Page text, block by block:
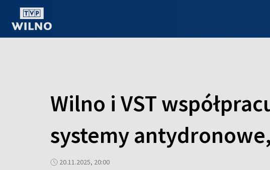
Wilno i VST
systemy
20.11.2025, 20:00